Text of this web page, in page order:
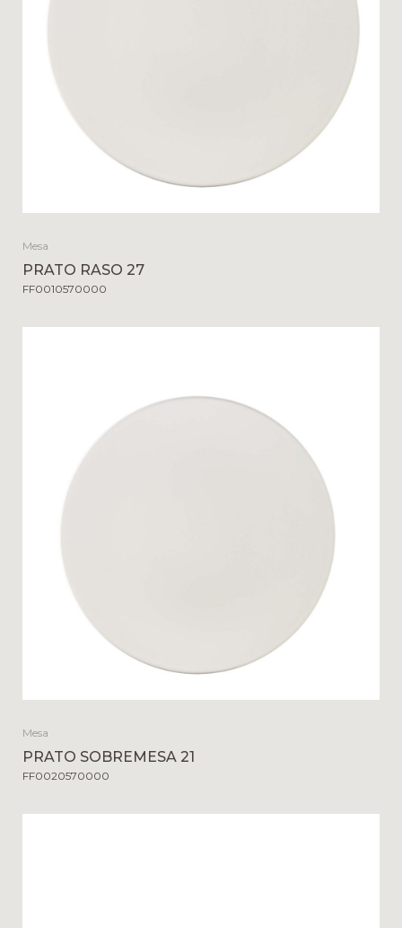
Mesa
PRATO RASO 27
FF0010570000
Mesa
PRATO SOBREMESA 21
FF0020570000